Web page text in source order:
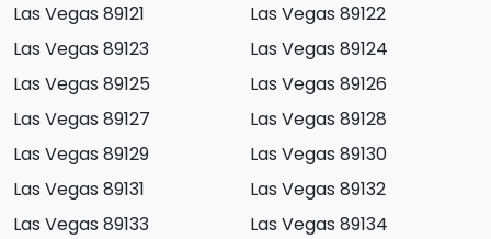
Las Vegas 89121
Las Vegas 89122
Las Vegas 89123
Las Vegas 89124
Las Vegas 89125
Las Vegas 89126
Las Vegas 89127
Las Vegas 89128
Las Vegas 89129
Las Vegas 89130
Las Vegas 89131
Las Vegas 89132
Las Vegas 89133
Las Vegas 89134